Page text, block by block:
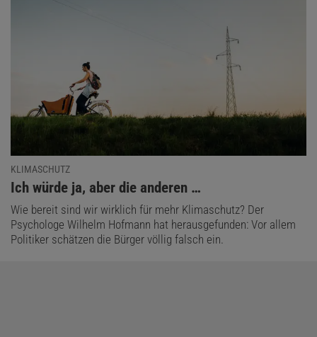
KLIMASCHUTZ
:Ich würde ja, aber die anderen …
Wie bereit sind wir wirklich für mehr Klimaschutz? Der
Psychologe Wilhelm Hofmann hat herausgefunden: Vor allem
Politiker schätzen die Bürger völlig falsch ein.